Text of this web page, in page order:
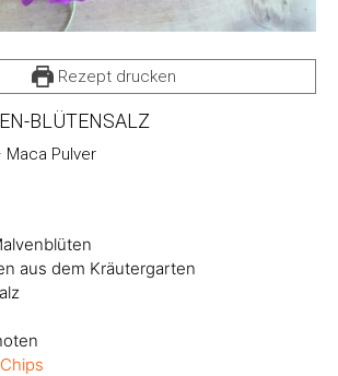
Rezept drucken
BLÜTENSALZ
Pulver
aus dem Kräutergarten